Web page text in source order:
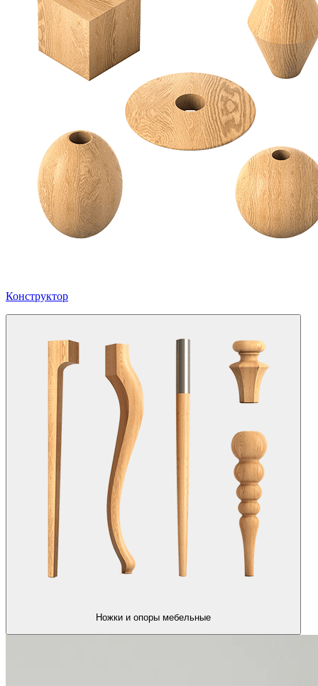
Конструктор
Ножки и опоры мебельные